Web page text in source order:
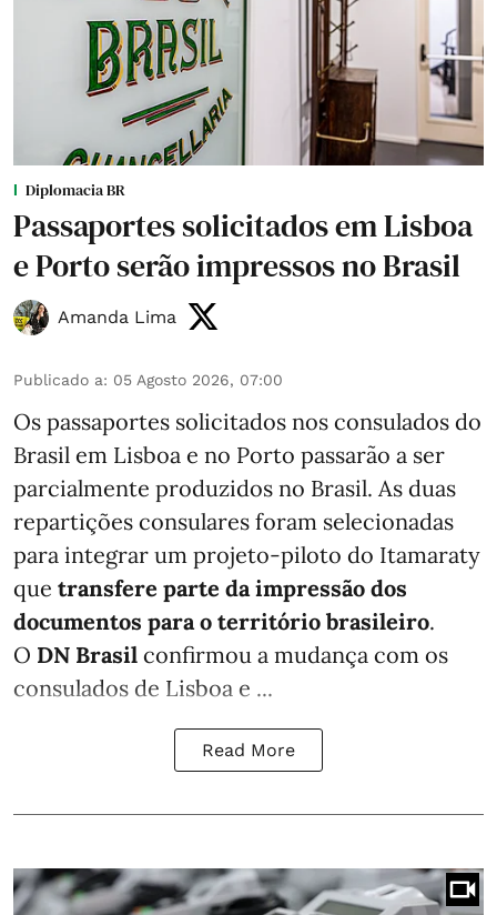
Diplomacia BR
Passaportes solicitados em Lisboa
e Porto serão impressos no Brasil
Amanda Lima
Publicado a: 05 Agosto 2026, 07:00
Os passaportes solicitados nos consulados do
Brasil em Lisboa e no Porto passarão a ser
parcialmente produzidos no Brasil. As duas
repartições consulares foram selecionadas
para integrar um projeto-piloto do Itamaraty
que transfere parte da impressão dos
documentos para o território brasileiro.
O DN Brasil confirmou a mudança com os
consulados de Lisboa e ...
Read More